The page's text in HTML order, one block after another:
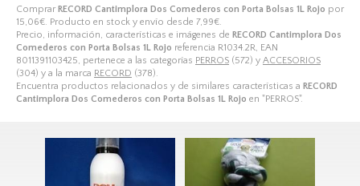
Comprar RECORD Cantimplora Dos Comederos con Porta Bolsas 1L Rojo por
15,06€ . Producto en stock y envío desde 7,99€
Precio, información, características e imágenes de RECORD Cantimplora Dos
Comederos con Porta Bolsas 1L Rojo referencia R1034.2R, EAN
8011391103425, pertenece a las categorías PERROS (572) y ACCESORIOS
(304) y a la marca RECORD (378).
Encuentra productos relacionados y de similares características a RECORD
Cantimplora Dos Comederos con Porta Bolsas 1L Rojo en "PERROS".